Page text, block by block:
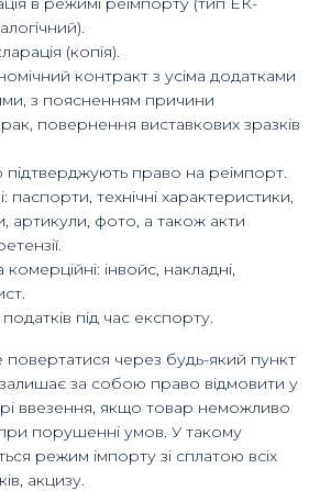
(копія).
контракт з усіма додатками
з поясненням причини
повернення виставкових зразків
право на реімпорт.
паспорти, технічні характеристики,
артикули, фото, а також акти
інвойс, накладні,
під час експорту.
повертатися через будь-який пункт
за собою право відмовити у
ввезення, якщо товар неможливо
порушенні умов. У такому
режим імпорту зі сплатою всіх
акцизу.